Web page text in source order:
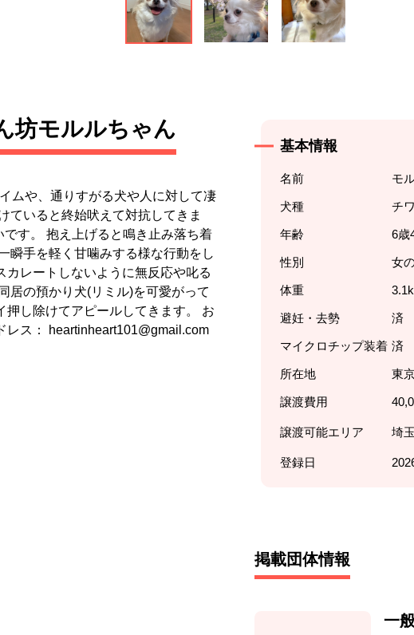
坊モルルちゃん
ムや、通りすがる犬や人に対して凄
ていると終始吠えて対抗してきま
す。 抱え上げると鳴き止み落ち着
瞬手を軽く甘噛みする様な行動をし
カレートしないように無反応や叱る
居の預かり犬(リミル)を可愛がって
押し除けてアピールしてきます。 お
レス： heartinheart101@gmail.com
基本情報
名前 モ
犬種 チ
年齢 6歳
性別 女
体重
避妊・去勢 済
マイクロチップ装着 済
所在地 東
譲渡費用
譲渡可能エリア 埼
登録日
掲載団体情報
一